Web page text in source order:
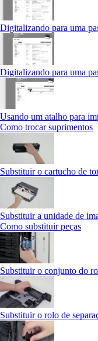
Digitalizando para uma
Digitalizando para uma
Usando um atalho para
Como trocar suprimentos
Substituir o cartucho de
Substituir a unidade de
Como substituir peças
Substituir o conjunto do
Substituir o rolo de